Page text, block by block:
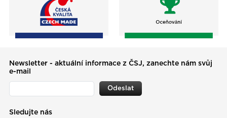
Newsletter - aktuální informace z ČSJ, zanechte nám svůj
e-mail
Odeslat
Sledujte nás